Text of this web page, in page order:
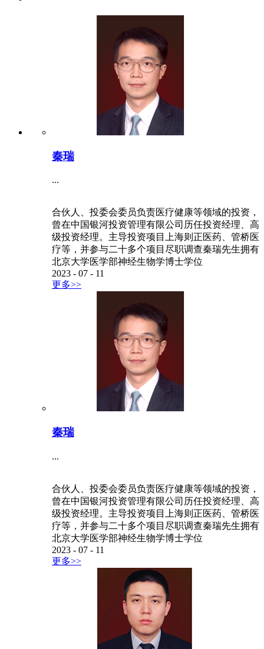
秦瑞
...
合伙人、投委会委员负责医疗健康等领域的投资，
曾在中国银河投资管理有限公司历任投资经理、高
级投资经理。主导投资项目上海则正医药、管桥医
疗等，并参与二十多个项目尽职调查秦瑞先生拥有
北京大学医学部神经生物学博士学位
2023 - 07 - 11
更多>>
秦瑞
...
合伙人、投委会委员负责医疗健康等领域的投资，
曾在中国银河投资管理有限公司历任投资经理、高
级投资经理。主导投资项目上海则正医药、管桥医
疗等，并参与二十多个项目尽职调查秦瑞先生拥有
北京大学医学部神经生物学博士学位
2023 - 07 - 11
更多>>